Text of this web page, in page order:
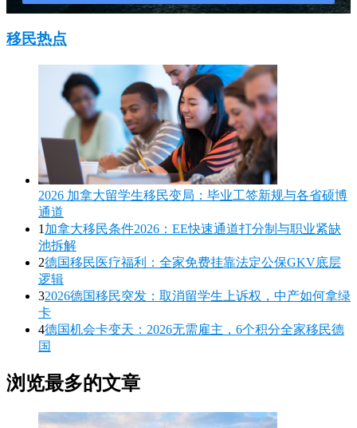
移民热点
2026 加拿大留学生移民变局：毕业工签新规与各省硕博
通道
1 加拿大移民条件2026：EE快速通道打分制与职业紧缺
池拆解
2德国移民医疗福利：全家免费挂靠法定公保GKV底层
逻辑
32026德国移民突发：取消留学生上诉权，中产如何拿绿
卡
4德国机会卡变天：2026无需雇主，6个积分全家移民德
国
浏览最多的文章